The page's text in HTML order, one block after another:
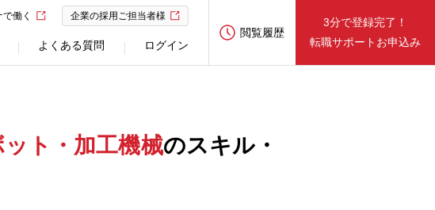
働く 企業の採用ご担当者様
よくある質問 ログイン
閲覧履歴
3分で登録完了！
転職サポートお申込み
ト・加工機械のスキル・